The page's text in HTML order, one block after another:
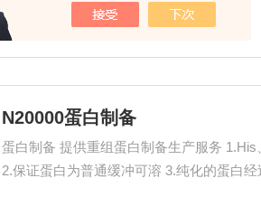
N20000蛋白制备
蛋白制备 提供重组蛋白制备生产服务
2.保证蛋白为普通缓冲可溶 3.纯化的蛋白